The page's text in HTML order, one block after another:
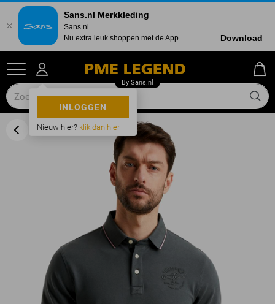
INLOGGEN
Nieuw hier? klik dan hier
Sans.nl Merkkleding
Sans.nl
Nu extra leuk shoppen met de App.
Download